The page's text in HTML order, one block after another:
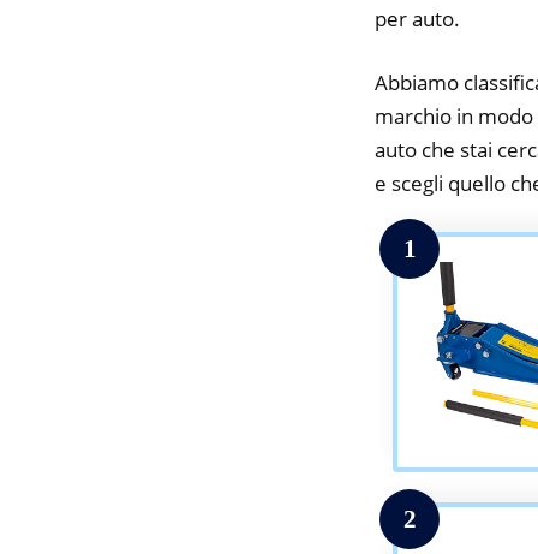
per auto.
Abbiamo
marchio in
auto che stai
e scegli quello
1
2